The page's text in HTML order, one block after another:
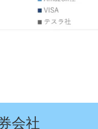
会社